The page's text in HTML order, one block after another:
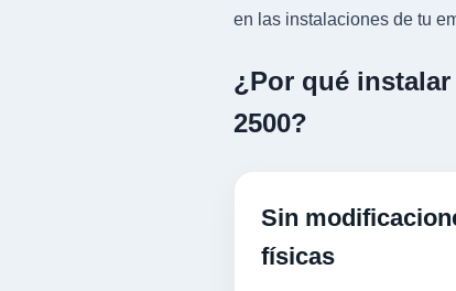
en las instalaciones de tu
¿Por qué
2500?
Sin
físicas